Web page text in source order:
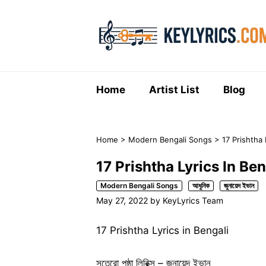
Home Artist List Blog
Home > Modern Bengali Songs > 17 Prishtha
17 Prishtha Lyrics In Bengali
Modern Bengali Songs আধুনিক জুনায়েদ ইভান
May 27, 2022 by KeyLyrics Team
17 Prishtha Lyrics in Bengali
সতেরো পৃষ্ঠা লিরিক্স – জুনায়েদ ইভান